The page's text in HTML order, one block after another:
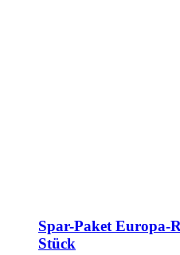
Spar-Paket Europa-
Stück